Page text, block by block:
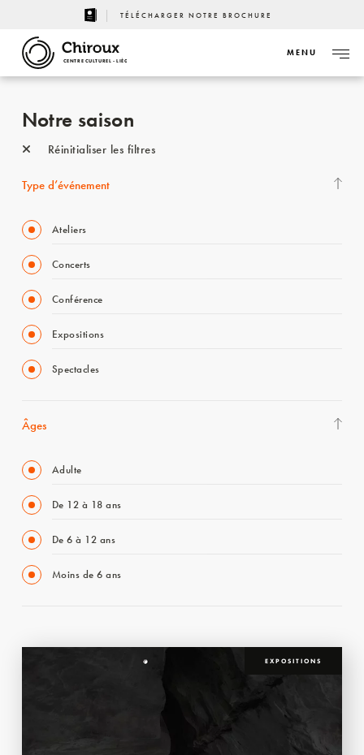
TÉLÉCHARGER NOTRE BROCHURE
CENTRE CULTUREL - LIÈGE
MENU
Notre saison
Réinitialiser les filtres
Type d’événement
Ateliers
Concerts
Conférence
Expositions
Spectacles
Âges
Adulte
De 12 à 18 ans
De 6 à 12 ans
Moins de 6 ans
EXPOSITIONS